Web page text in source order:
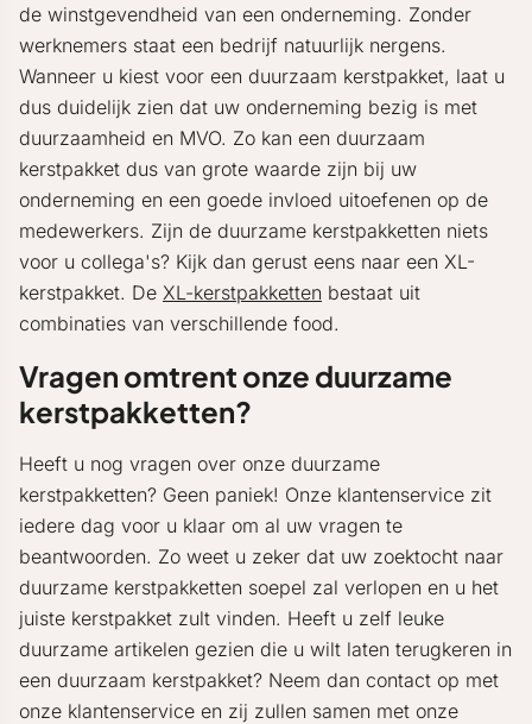
de winstgevendheid van een onderneming. Zonder
werknemers staat een bedrijf natuurlijk nergens.
Wanneer u kiest voor een duurzaam kerstpakket, laat u
dus duidelijk zien dat uw onderneming bezig is met
duurzaamheid en MVO. Zo kan een duurzaam
kerstpakket dus van grote waarde zijn bij uw
onderneming en een goede invloed uitoefenen op de
medewerkers. Zijn de duurzame kerstpakketten niets
voor u collega's? Kijk dan gerust eens naar een XL-
kerstpakket. De XL-kerstpakketten bestaat uit
combinaties van verschillende food.
Vragen omtrent onze duurzame
kerstpakketten?
Heeft u nog vragen over onze duurzame
kerstpakketten? Geen paniek! Onze klantenservice zit
iedere dag voor u klaar om al uw vragen te
beantwoorden. Zo weet u zeker dat uw zoektocht naar
duurzame kerstpakketten soepel zal verlopen en u het
juiste kerstpakket zult vinden. Heeft u zelf leuke
duurzame artikelen gezien die u wilt laten terugkeren in
een duurzaam kerstpakket? Neem dan contact op met
onze klantenservice en zij zullen samen met onze